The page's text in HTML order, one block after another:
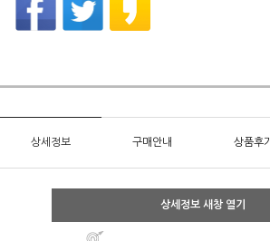
상세정보 구매안내 상품후기
상세정보 새창 열기